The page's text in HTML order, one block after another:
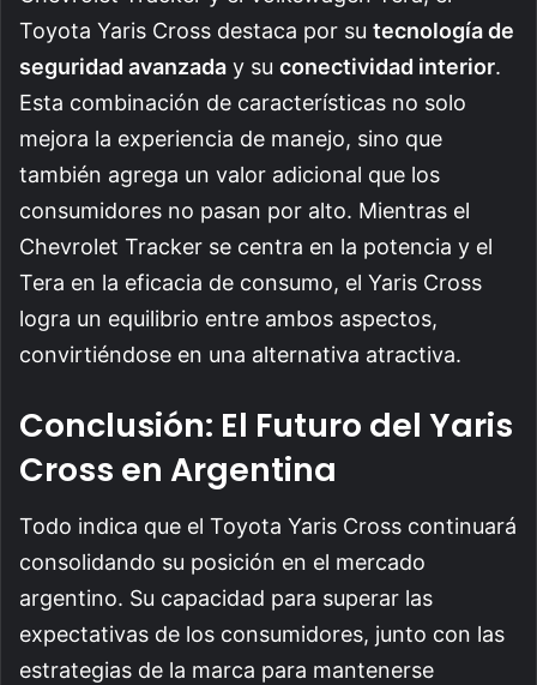
Toyota Yaris Cross destaca por su tecnología de
seguridad avanzada y su conectividad interior.
Esta combinación de características no solo
mejora la experiencia de manejo, sino que
también agrega un valor adicional que los
consumidores no pasan por alto. Mientras el
Chevrolet Tracker se centra en la potencia y el
Tera en la eficacia de consumo, el Yaris Cross
logra un equilibrio entre ambos aspectos,
convirtiéndose en una alternativa atractiva.
Conclusión: El Futuro del Yaris
Cross en Argentina
Todo indica que el Toyota Yaris Cross continuará
consolidando su posición en el mercado
argentino. Su capacidad para superar las
expectativas de los consumidores, junto con las
estrategias de la marca para mantenerse